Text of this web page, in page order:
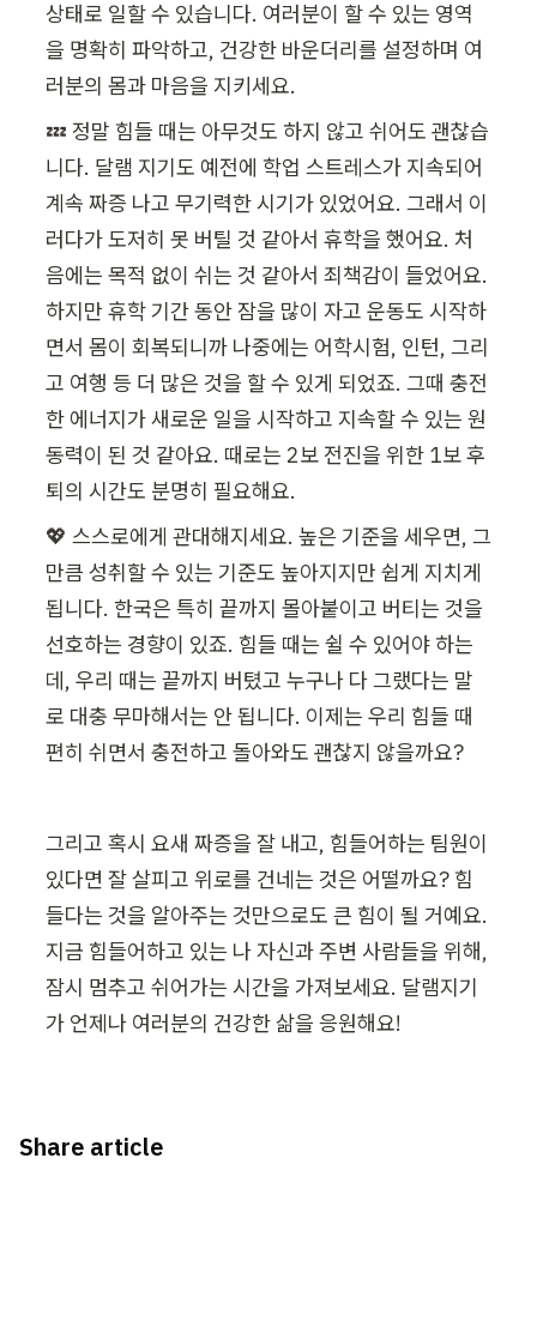
상태로 일할 수 있습니다. 여러분이 할 수 있는 영역
을 명확히 파악하고, 건강한 바운더리를 설정하며 여
러분의 몸과 마음을 지키세요.
💤 정말 힘들 때는 아무것도 하지 않고 쉬어도 괜찮습
니다. 달램 지기도 예전에 학업 스트레스가 지속되어
계속 짜증 나고 무기력한 시기가 있었어요. 그래서 이
러다가 도저히 못 버틸 것 같아서 휴학을 했어요. 처
음에는 목적 없이 쉬는 것 같아서 죄책감이 들었어요.
하지만 휴학 기간 동안 잠을 많이 자고 운동도 시작하
면서 몸이 회복되니까 나중에는 어학시험, 인턴, 그리
고 여행 등 더 많은 것을 할 수 있게 되었죠. 그때 충전
한 에너지가 새로운 일을 시작하고 지속할 수 있는 원
동력이 된 것 같아요. 때로는 2보 전진을 위한 1보 후
퇴의 시간도 분명히 필요해요.
💖 스스로에게 관대해지세요. 높은 기준을 세우면, 그
만큼 성취할 수 있는 기준도 높아지지만 쉽게 지치게
됩니다. 한국은 특히 끝까지 몰아붙이고 버티는 것을
선호하는 경향이 있죠. 힘들 때는 쉴 수 있어야 하는
데, 우리 때는 끝까지 버텼고 누구나 다 그랬다는 말
로 대충 무마해서는 안 됩니다. 이제는 우리 힘들 때
편히 쉬면서 충전하고 돌아와도 괜찮지 않을까요?
그리고 혹시 요새 짜증을 잘 내고, 힘들어하는 팀원이
있다면 잘 살피고 위로를 건네는 것은 어떨까요? 힘
들다는 것을 알아주는 것만으로도 큰 힘이 될 거예요.
지금 힘들어하고 있는 나 자신과 주변 사람들을 위해,
잠시 멈추고 쉬어가는 시간을 가져보세요. 달램지기
가 언제나 여러분의 건강한 삶을 응원해요!
Share article